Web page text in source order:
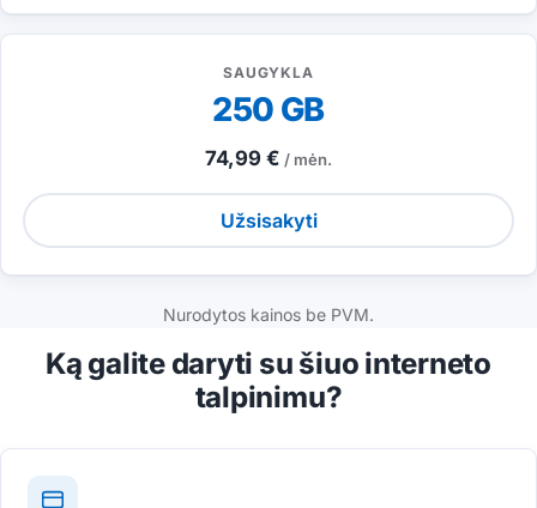
SAUGYKLA
250 GB
74,99 € / mėn.
Užsisakyti
Nurodytos kainos be PVM.
Ką galite daryti su šiuo interneto
talpinimu?